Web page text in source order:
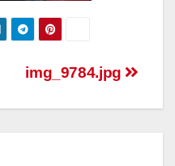
img_9784.jpg